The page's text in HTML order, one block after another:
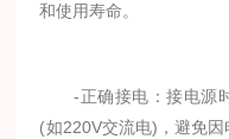
和使用寿命。
-正确接电：接电源时
(如220V交流电)，避免